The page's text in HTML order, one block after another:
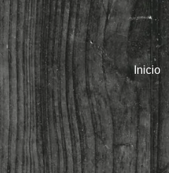
Inicio